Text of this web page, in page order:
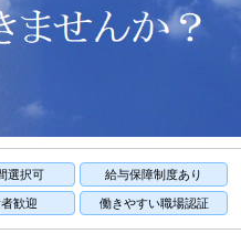
選択可 給与保障制度あり
歓迎 働きやすい職場認証